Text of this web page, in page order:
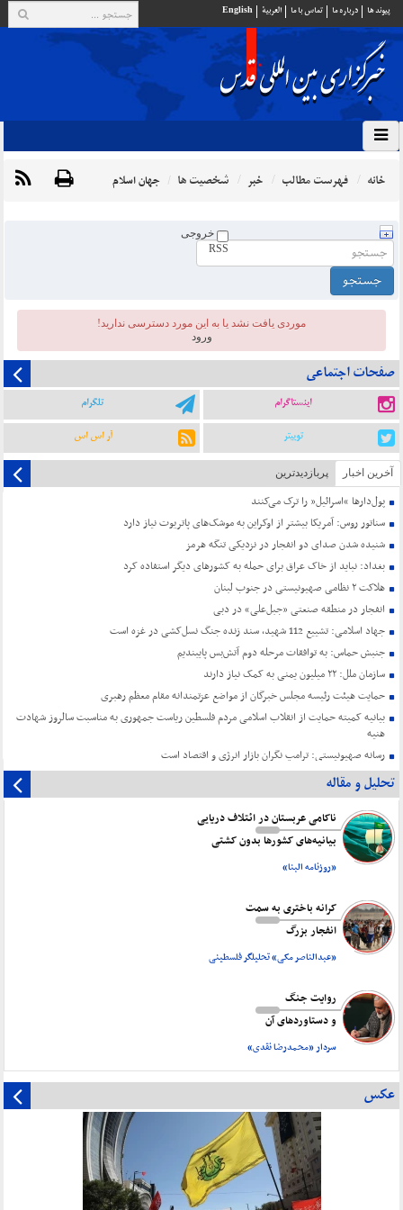
پيوند ها درباره ما تماس با ما العربية English
خانه فهرست مطالب خبر شخصیت ها جهان اسلام
خروجی
RSS
موردی يافت نشد یا به این مورد دسترسی ندارید!
ورود
صفحات اجتماعی
اینستاگرام تلگرام
توییتر آر اس اس
آخرین اخبار پربازدیدترین
پول‌دارها “اسرائیل” را ترک می‌کنند
سناتور روس: آمریکا بیشتر از اوکراین به موشک‌های پاتریوت نیاز دارد
شنیده شدن صدای دو انفجار در نزدیکی تنگه هرمز
بغداد: نباید از خاک عراق برای حمله به کشورهای دیگر استفاده کرد
هلاکت ۲ نظامی صهیونیستی در جنوب لبنان
انفجار در منطقه صنعتی «جبل‌علی» در دبی
جهاد اسلامی: تشییع 112 شهید، سند زنده جنگ نسل‌کشی در غزه است
جنبش حماس: به توافقات مرحله دوم آتش‌بس پایبندیم
سازمان ملل: ۲۲ میلیون یمنی به کمک نیاز دارند
حمایت هیئت رئیسه مجلس خبرگان از مواضع عزتمندانه مقام معظم رهبری
بیانیه کمیته حمایت از انقلاب اسلامی مردم فلسطین ریاست جمهوری به مناسبت سالروز شهادت
هنیه
رسانه صهیونیستی: ترامپ نگران بازار انرژی و اقتصاد است
تحلیل و مقاله
ناکامی عربستان در ائتلاف دریایی
بیانیه‌های کشورها بدون کشتی
«روزنامه البنا»
کرانه باختری به سمت
انفجار بزرگ
«عبدالناصر مکی» تحلیلگر فلسطینی
روایت جنگ
و دستاورد‌های آن
سردار «محمدرضا نقدی»
عکس